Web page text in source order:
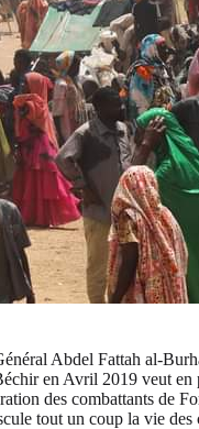
Abdel Fattah al-
en Avril 2019 veut en
des combattants de
tout un coup la vie des